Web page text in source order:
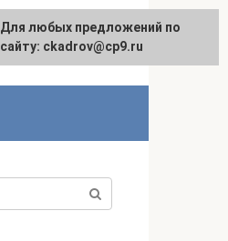
Для любых предложений по
сайту: ckadrov@cp9.ru